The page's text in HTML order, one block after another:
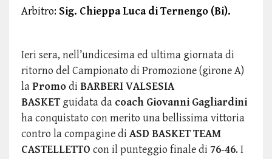
Arbitro: Sig. Chieppa Luca di Ternengo (Bi).
Ieri sera, nell’undicesima ed ultima giornata di
ritorno del Campionato di Promozione (girone A)
laPromodi BARBERI VALSESIA
BASKET guidata da coach Giovanni Gagliardini
ha conquistato con merito una bellissima vittoria
contro la compagine di ASD BASKET TEAM
CASTELLETTO con il punteggio finale di 76-46. I